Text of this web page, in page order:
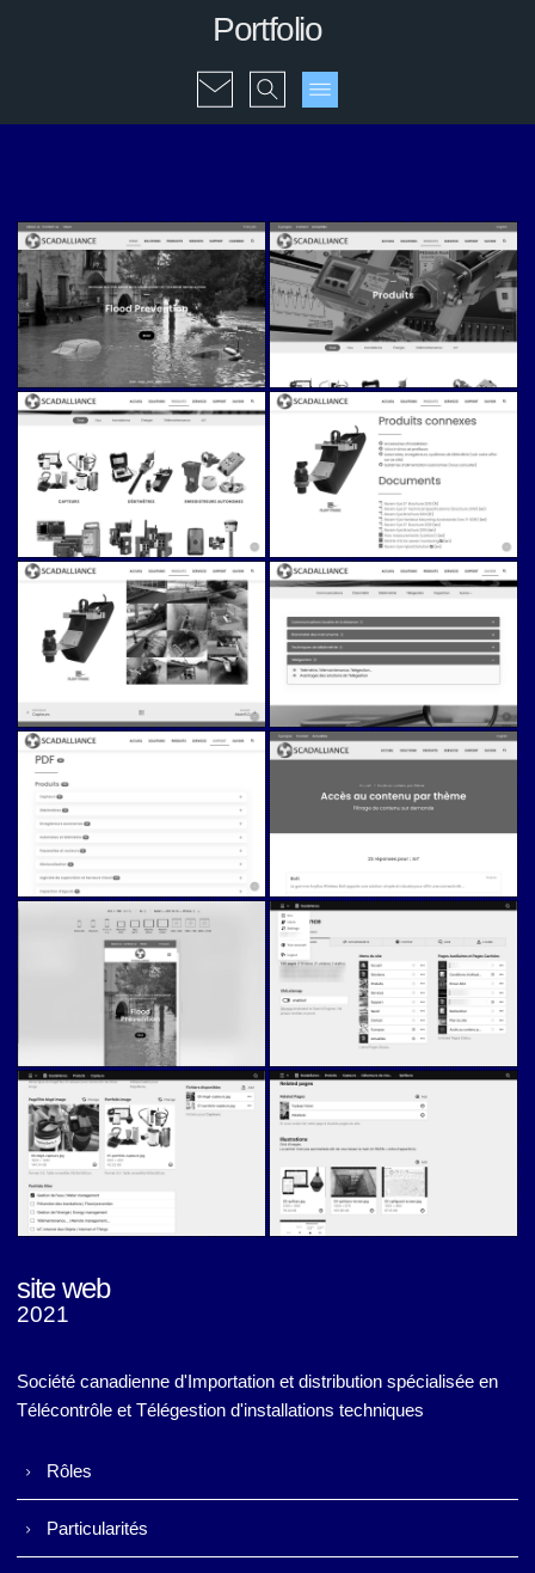
Portfolio
Scadalliance (v5) Scadalliance (v5)
Scadalliance (v5) Scadalliance (v5)
Scadalliance (v5)
site web
2021
Société canadienne d'Importation et distribution spécialisée en
Télécontrôle et Télégestion d'installations techniques
Rôles
Particularités